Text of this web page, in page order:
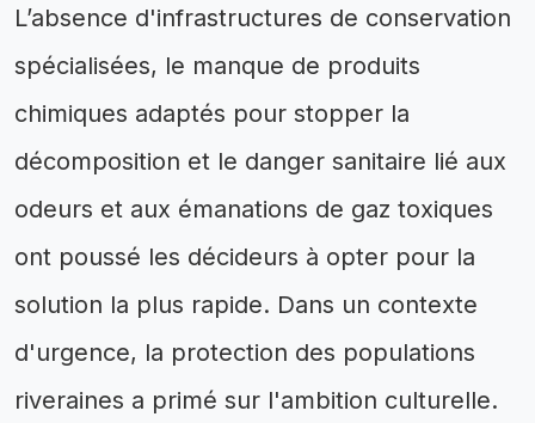
L’absence d'infrastructures de conservation
spécialisées, le manque de produits
chimiques adaptés pour stopper la
décomposition et le danger sanitaire lié aux
odeurs et aux émanations de gaz toxiques
ont poussé les décideurs à opter pour la
solution la plus rapide. Dans un contexte
d'urgence, la protection des populations
riveraines a primé sur l'ambition culturelle.